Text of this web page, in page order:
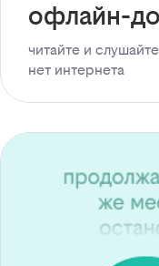
офлайн-
читайте и
нет интернета